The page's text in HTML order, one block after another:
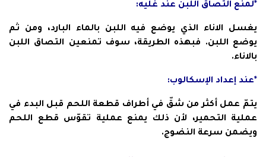
*لمنع التصاق اللبن عند غليه:
يغسل الاناء الذي يوضع فيه اللبن بالماء البارد، ومن ثم
يوضع اللبن. فبهذه الطريقة، سوف تمنعين التصاق اللبن
بالاناء.
*عند إعداد الإسكالوب:
يتمّ عمل أكثر من شقّ في أطراف قطعة اللحم قبل البدء في
عملية التحمير، لأن ذلك يمنع عملية تقوّس قطع اللحم
ويضمن سرعة النضوج.